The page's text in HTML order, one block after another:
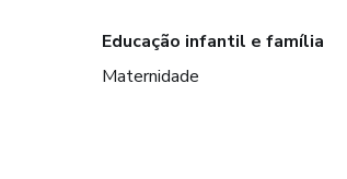
Educação infantil e família
Maternidade